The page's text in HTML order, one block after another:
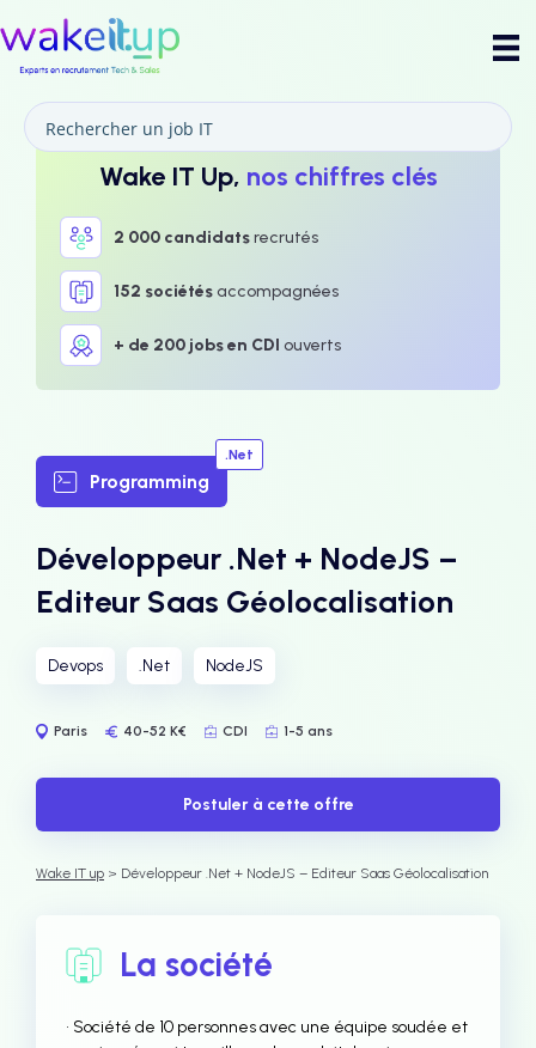
Wake IT Up, nos chiffres clés
2 000 candidatsrecrutés
152 sociétésaccompagnées
+ de 200 jobs en CDI ouverts
Programming
.Net
Développeur .Net + NodeJS –
Editeur Saas Géolocalisation
Devops .Net NodeJS
Paris 40-52 K€ CDI 1-5 ans
Postuler à cette offre
Wake IT up > Développeur .Net + NodeJS – Editeur Saas Géolocalisation
La société
• Société de 10 personnes avec une équipe soudée et